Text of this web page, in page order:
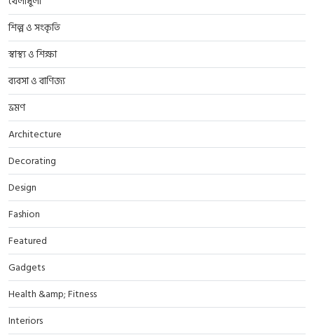
শিল্প ও সংকৃতি
স্বাস্থ্য ও শিক্ষা
ব্যবসা ও বাণিজ্য
ভ্রমণ
Architecture
Decorating
Design
Fashion
Featured
Gadgets
Health &amp; Fitness
Interiors